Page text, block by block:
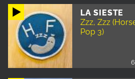
LA SIESTE
Zzz, Zzz
Pop 3)